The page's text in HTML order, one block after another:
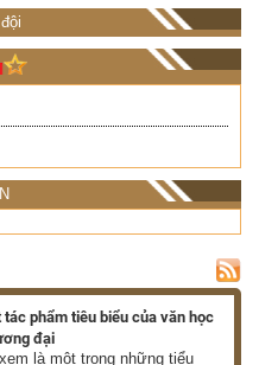
tác phẩm tiêu biểu của văn học
đại
là một trong những tiểu